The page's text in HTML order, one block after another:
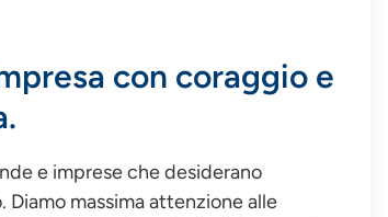
con coraggio e
e imprese che desiderano
massima attenzione alle